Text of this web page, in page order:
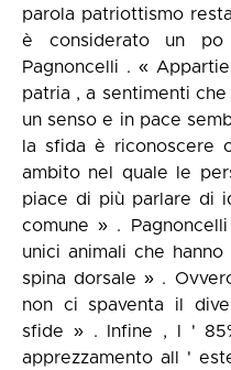
parola patriottismo
è considerato un
Pagnoncelli . «
patria , a sentimenti
un senso e in pace
la sfida è riconoscere
ambito nel quale le
piace di più parlare di
comune » .
unici animali che
spina dorsale » .
non ci spaventa il
sfide » . Infine , l '
apprezzamento all '